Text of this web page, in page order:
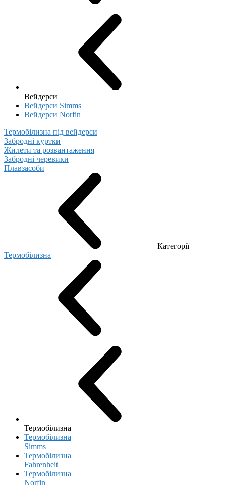
Вейдерси
Вейдерси Simms
Вейдерси Norfin
Термобілизна під вейдерси
Забродні куртки
Жилети та розвантаження
Забродні черевики
Плавзасоби
Категорії
Термобілизна
Термобілизна
Термобілизна
Simms
Термобілизна
Fahrenheit
Термобілизна
Norfin